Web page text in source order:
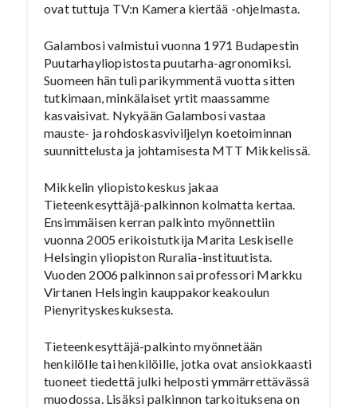
ovat tuttuja TV:n Kamera kiertää -ohjelmasta.
Galambosi valmistui vuonna 1971 Budapestin
Puutarhayliopistosta puutarha-agronomiksi.
Suomeen hän tuli parikymmentä vuotta sitten
tutkimaan, minkälaiset yrtit maassamme
kasvaisivat. Nykyään Galambosi vastaa
mauste- ja rohdoskasviviljelyn koetoiminnan
suunnittelusta ja johtamisesta MTT Mikkelissä.
Mikkelin yliopistokeskus jakaa
Tieteenkesyttäjä-palkinnon kolmatta kertaa.
Ensimmäisen kerran palkinto myönnettiin
vuonna 2005 erikoistutkija Marita Leskiselle
Helsingin yliopiston Ruralia-instituutista.
Vuoden 2006 palkinnon sai professori Markku
Virtanen Helsingin kauppakorkeakoulun
Pienyrityskeskuksesta.
Tieteenkesyttäjä-palkinto myönnetään
henkilölle tai henkilöille, jotka ovat ansiokkaasti
tuoneet tiedettä julki helposti ymmärrettävässä
muodossa. Lisäksi palkinnon tarkoituksena on